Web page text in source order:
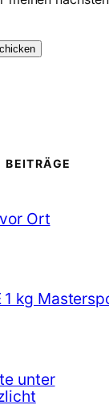
BEITRÄGE
Ort
1 kg
unter